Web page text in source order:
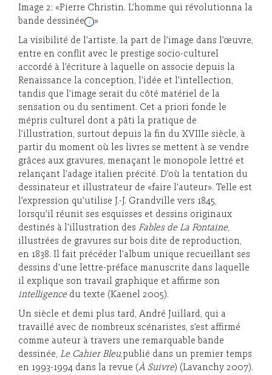
Image 2: «Pierre Christin. L’homme qui révolutionna la
bande dessinée
2
»
La visibilité de l’artiste, la part de l’image dans l’œuvre,
entre en conflit avec le prestige socio-culturel
accordé à l’écriture à laquelle on associe depuis la
Renaissance la conception, l’idée et l’intellection,
tandis que l’image serait du côté matériel de la
sensation ou du sentiment. Cet a priori fonde le
mépris culturel dont a pâti la pratique de
l’illustration, surtout depuis la fin du XVIIIe siècle, à
partir du moment où les livres se mettent à se vendre
grâces aux gravures, menaçant le monopole lettré et
relançant l’adage italien précité. D’où la tentation du
dessinateur et illustrateur de «faire l’auteur». Telle est
l’expression qu’utilise J.-J. Grandville vers 1845,
lorsqu’il réunit ses esquisses et dessins originaux
destinés à l’illustration des Fables de La Fontaine,
illustrées de gravures sur bois dite de reproduction,
en 1838. Il fait précéder l’album unique recueillant ses
dessins d’une lettre-préface manuscrite dans laquelle
il explique son travail graphique et affirme son
intelligencedu texte (Kaenel 2005).
Un siècle et demi plus tard, André Juillard, qui a
travaillé avec de nombreux scénaristes, s’est affirmé
comme auteur à travers une remarquable bande
dessinée, Le Cahier Bleu,publié dans un premier temps
en 1993-1994 dans la revue (À Suivre) (Lavanchy 2007).